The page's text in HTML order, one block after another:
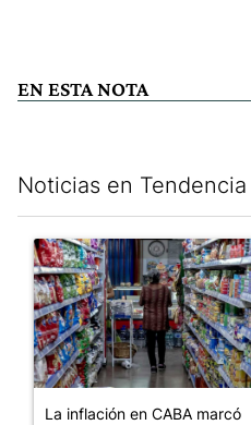
EN ESTA NOTA
Noticias en Tendencia
Un artículo de tendencia con
La inflación en CABA marcó